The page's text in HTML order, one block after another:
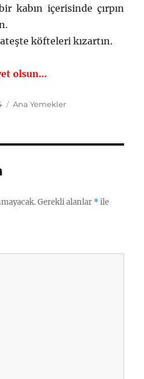
kabın içerisinde çırpın
köfteleri kızartın.
olsun…
Kategoriler
Ana Yemekler
Gerekli alanlar *ile